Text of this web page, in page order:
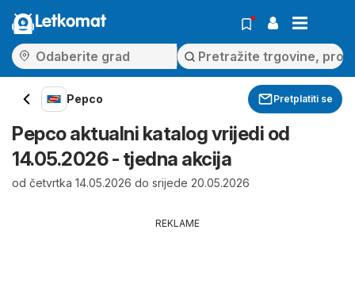
Letkomat
Pepco Pretplatiti se
Pepco aktualni katalog vrijedi od
14.05.2026 - tjedna akcija
od četvrtka 14.05.2026 do srijede 20.05.2026
REKLAME